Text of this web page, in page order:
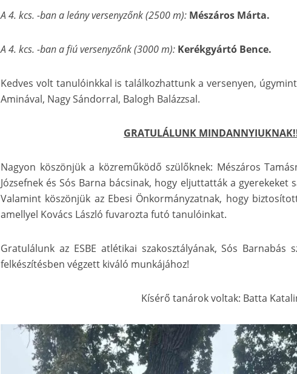
A 4. kcs. -ban a leány versenyzőnk (2500 m): Mészáros Márta.
A 4. kcs. -ban a fiú versenyzőnk (3000 m): Kerékgyártó Bence.
Kedves volt tanulóinkkal is találkozhattunk a versenyen,
Aminával, Nagy Sándorral, Balogh Balázzsal.
GRATULÁLUNK
Nagyon köszönjük a közreműködő szülőknek: Mészáros
Józsefnek és Sós Barna bácsinak, hogy eljuttatták a gyerekeket
Valamint köszönjük az Ebesi Önkormányzatnak, hogy
amellyel Kovács László fuvarozta futó tanulóinkat.
Gratulálunk az ESBE atlétikai szakosztályának, Sós Barnabás
felkészítésben végzett kiváló munkájához!
Kísérő tanárok voltak: Batta